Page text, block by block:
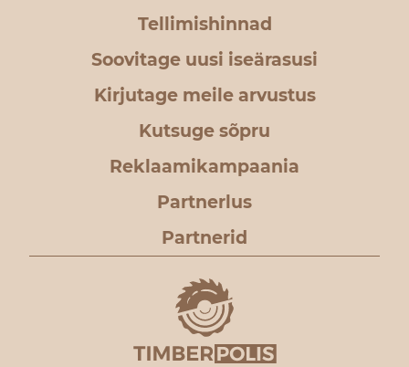
Tellimishinnad
Soovitage uusi iseärasusi
Kirjutage meile arvustus
Kutsuge sõpru
Reklaamikampaania
Partnerlus
Partnerid